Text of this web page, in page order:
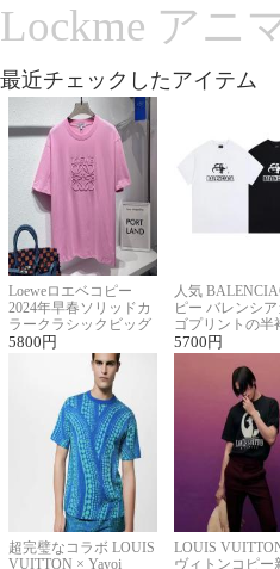
Lockme アニ
最近チェックしたアイテム
Loeweロエベコピー
2024年早春ソリッドカ
ラークラシックビッグ
ロゴ刺繍Tシャツ
5800 円
人気
ピー バレンシア
ゴプリントの半
ーネックTシャツ
5700 円
超完璧なコラボ LOUIS
VUITTON × Yayoi
LOUIS
ヴィトンコピー